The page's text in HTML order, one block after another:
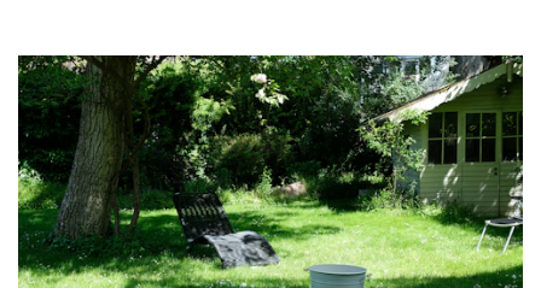
ein. Die Umgebung ist zum Radfahren ideal. Die Natur beruhigt
die Sinne und umgibt die Ruhesuchenden gleich hinter den
sechs Chalets, deren Name »Greenview« nicht besser hätte
gewählt werden können&hellip